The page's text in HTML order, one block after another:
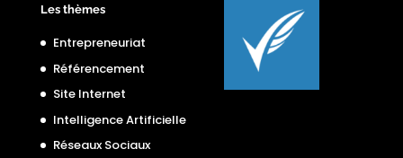
Les thèmes
Entrepreneuriat
Référencement
Site Internet
Intelligence Artificielle
Réseaux Sociaux